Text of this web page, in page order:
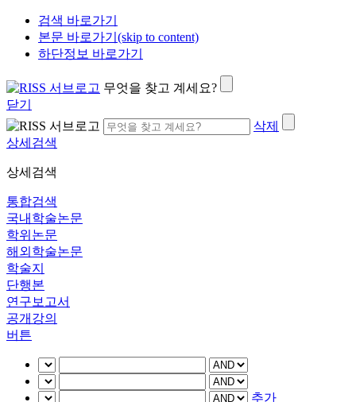
검색 바로가기
본문 바로가기(skip to content)
하단정보 바로가기
무엇을 찾고 계세요?
닫기
삭제
상세검색
상세검색
통합검색
국내학술논문
학위논문
해외학술논문
학술지
단행본
연구보고서
공개강의
버튼
추가